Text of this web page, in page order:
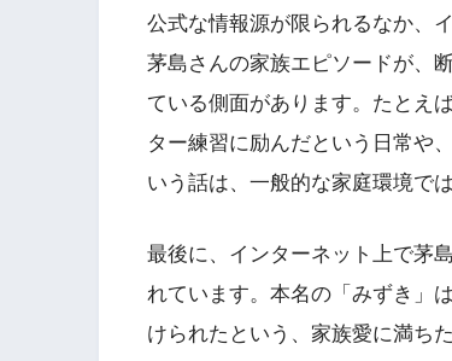
公式な情報源が限られるなか、
茅島さんの家族エピソードが、
ている側面があります。たとえ
ター練習に励んだという日常や
いう話は、一般的な家庭環境で
最後に、インターネット上で茅
れています。本名の「みずき」
けられたという、家族愛に満ち